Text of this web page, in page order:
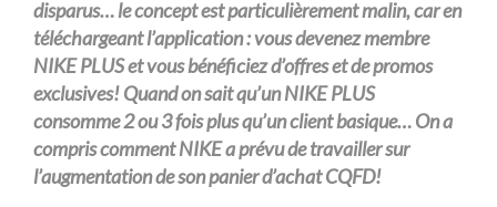
disparus… le concept est particulièrement malin, car en
téléchargeant l’application : vous devenez membre
NIKE PLUS et vous bénéficiez d’offres et de promos
exclusives! Quand on sait qu’un NIKE PLUS
consomme 2 ou 3 fois plus qu’un client basique… On a
compris comment NIKE a prévu de travailler sur
l’augmentation de son panier d’achat CQFD!